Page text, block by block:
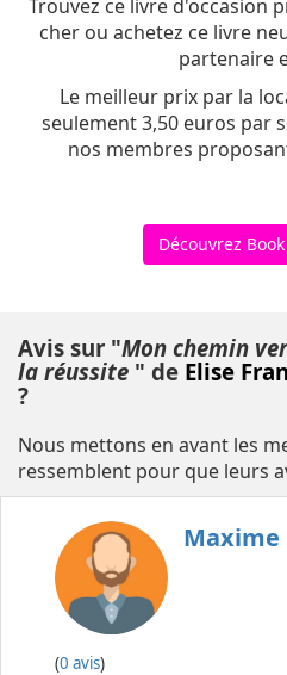
Trouvez ce livre d'occasion
cher ou achetez ce livre
partenaire
Le meilleur prix par la
seulement 3,50 euros par
nos membres
Découvrez
Avis sur "Mon chemin
la réussite " de Elise
?
Nous mettons en avant les
ressemblent pour que leurs
Maxime
(0 avis)